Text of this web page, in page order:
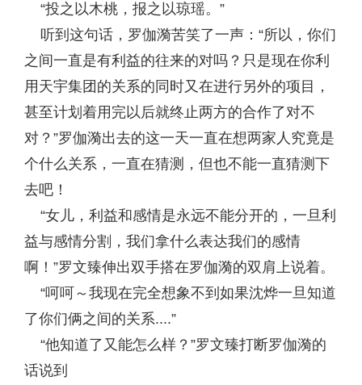
“投之以木桃，报之以琼瑶。”
听到这句话，罗伽漪苦笑了一声：“所以，你们
之间一直是有利益的往来的对吗？只是现在你利
用天宇集团的关系的同时又在进行另外的项目，
甚至计划着用完以后就终止两方的合作了对不
对？”罗伽漪出去的这一天一直在想两家人究竟是
个什么关系，一直在猜测，但也不能一直猜测下
去吧！
“女儿，利益和感情是永远不能分开的，一旦利
益与感情分割，我们拿什么表达我们的感情
啊！”罗文臻伸出双手搭在罗伽漪的双肩上说着。
“呵呵～我现在完全想象不到如果沈烨一旦知道
了你们俩之间的关系....”
“他知道了又能怎么样？”罗文臻打断罗伽漪的
话说到